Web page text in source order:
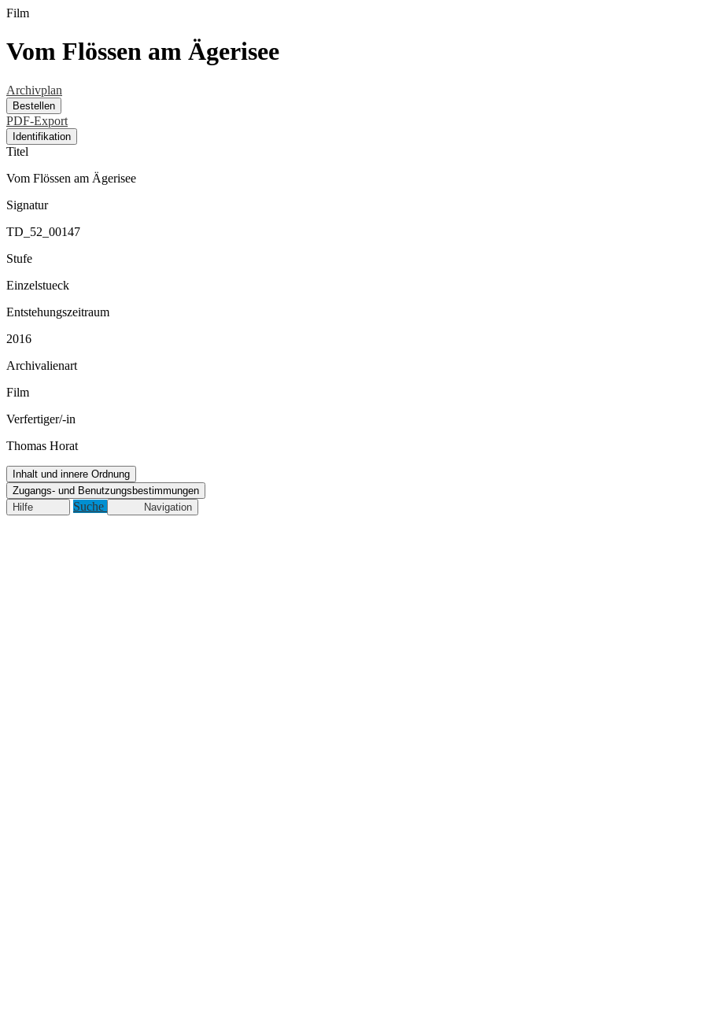
Film
Vom Flössen am Ägerisee
Archivplan
Bestellen
PDF-Export
Identifikation
Titel
Vom Flössen am Ägerisee
Signatur
TD_52_00147
Stufe
Einzelstueck
Entstehungszeitraum
2016
Archivalienart
Film
Verfertiger/-in
Thomas Horat
Inhalt und innere Ordnung
Zugangs- und Benutzungsbestimmungen
Hilfe
Suche Navigation